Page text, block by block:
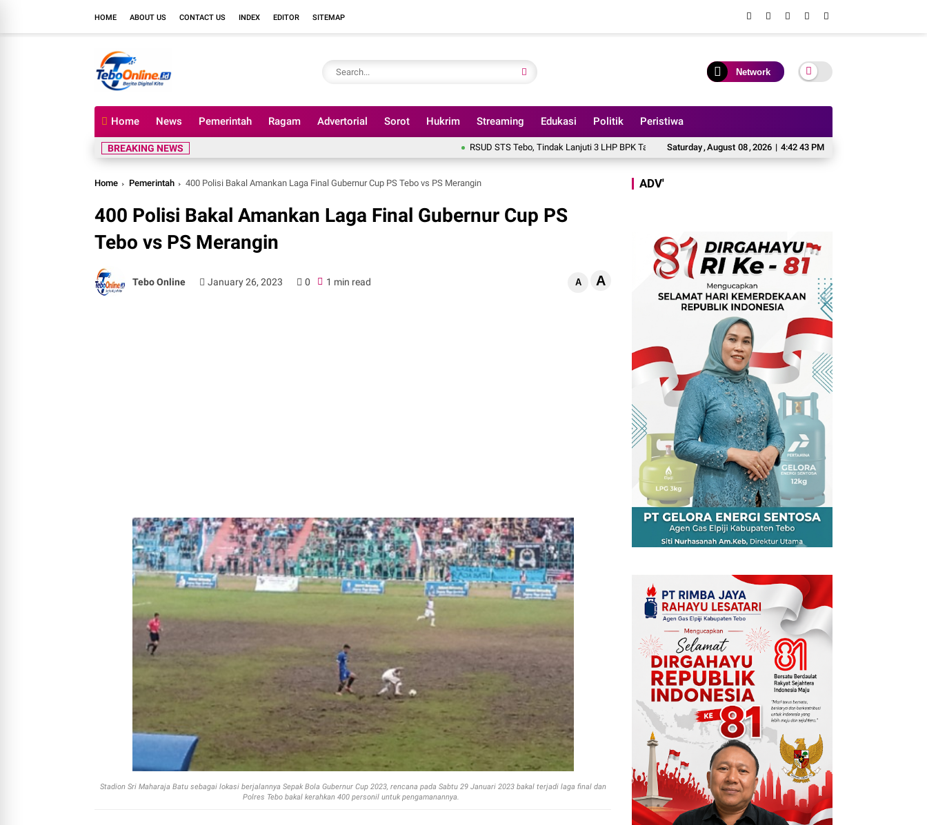
HOME ABOUT US CONTACT US INDEX EDITOR SITEMAP
Network
Home News Pemerintah Ragam Advertorial Sorot Hukrim Streaming Edukasi Politik Peristiwa
Saturday,August 08,2026 | 4:42 45 PM
BREAKING NEWS RSUD STS Tebo, Tindak Lanjuti 3 LHP BPK Tahun 2025 Akun FB Bang Haye Diduga Milik Kades Sungai Rambai, Bakal
Home Pemerintah 400 Polisi Bakal Amankan Laga Final Gubernur Cup PS Tebo vs PS Merangin
400 Polisi Bakal Amankan Laga Final Gubernur Cup PS
Tebo vs PS Merangin
Tebo Online January 26, 2023 0 1 min read A A
Stadion Sri Maharaja Batu sebagai lokasi berjalannya Sepak Bola Gubernur Cup 2023, rencana pada Sabtu 29 Januari 2023 bakal terjadi laga final dan
Polres Tebo bakal kerahkan 400 personil untuk pengamanannya.
ADV'